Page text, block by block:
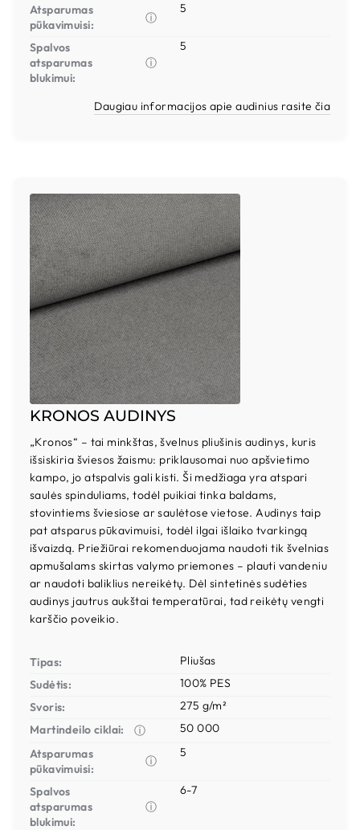
Atsparumas
pūkavimuisi:
ⓘ
5
Spalvos
atsparumas
blukimui:
ⓘ
5
Daugiau informacijos apie audinius rasite čia
KRONOS AUDINYS
„Kronos“ – tai minkštas, švelnus pliušinis audinys, kuris
išsiskiria šviesos žaismu: priklausomai nuo apšvietimo
kampo, jo atspalvis gali kisti. Ši medžiaga yra atspari
saulės spinduliams, todėl puikiai tinka baldams,
stovintiems šviesiose ar saulėtose vietose. Audinys taip
pat atsparus pūkavimuisi, todėl ilgai išlaiko tvarkingą
išvaizdą. Priežiūrai rekomenduojama naudoti tik švelnias
apmušalams skirtas valymo priemones – plauti vandeniu
ar naudoti baliklius nereikėtų. Dėl sintetinės sudėties
audinys jautrus aukštai temperatūrai, tad reikėtų vengti
karščio poveikio.
Tipas:
Pliušas
Sudėtis:
100% PES
Svoris:
275 g/m²
Martindeilo ciklai:
ⓘ
50 000
Atsparumas
pūkavimuisi:
ⓘ
5
Spalvos
atsparumas
blukimui:
ⓘ
6-7